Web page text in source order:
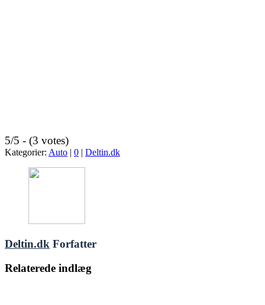
5/5 - (3 votes)
Kategorier: Auto | 0 | Deltin.dk
Deltin.dk Forfatter
Relaterede indlæg